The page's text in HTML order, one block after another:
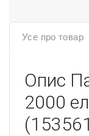
Усе про товар
Опис
2000